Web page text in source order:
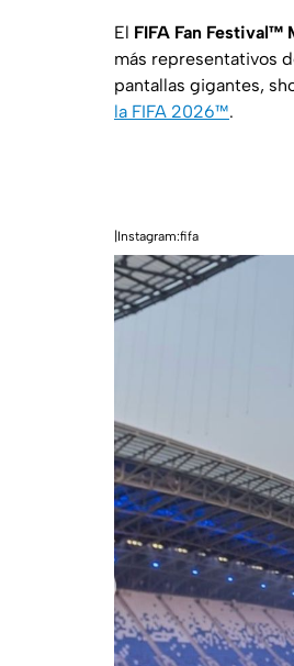
El FIFA Fan Festival™
más representativos
pantallas gigantes,
la FIFA 2026™.
|Instagram:fifa